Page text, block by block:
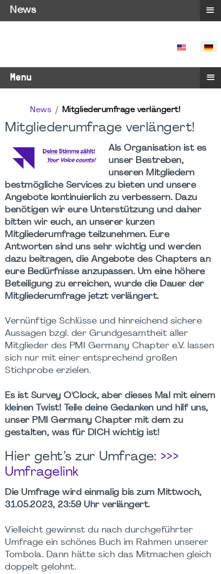
SPRACHE
Menu ≡
News Mitgliederumfrage verlängert!
Mitgliederumfrage verlängert!
Als Organisation ist es
unser Bestreben,
unseren Mitgliedern
bestmögliche Services zu bieten und unsere
Angebote kontinuierlich zu verbessern. Dazu
benötigen wir eure Unterstützung und daher
bitten wir euch, an unserer kurzen
Mitgliederumfrage teilzunehmen. Eure
Antworten sind uns sehr wichtig und werden
dazu beitragen, die Angebote des Chapters an
eure Bedürfnisse anzupassen. Um eine höhere
Beteiligung zu erreichen, wurde die Dauer der
Mitgliederumfrage jetzt verlängert.
Vernünftige Schlüsse und hinreichend sichere
Aussagen bzgl. der Grundgesamtheit aller
Mitglieder des PMI Germany Chapter e.V. lassen
sich nur mit einer entsprechend großen
Stichprobe erzielen.
Es ist Survey O'Clock, aber dieses Mal mit einem
kleinen Twist! Teile deine Gedanken und hilf uns,
unser PMI Germany Chapter mit dem zu
gestalten, was für DICH wichtig ist!
Hier geht’s zur Umfrage: >>>
Umfragelink
Die Umfrage wird einmalig bis zum Mittwoch,
31.05.2023, 23:59 Uhr verlängert.
Vielleicht gewinnst du nach durchgeführter
Umfrage ein schönes Buch im Rahmen unserer
Tombola. Dann hätte sich das Mitmachen gleich
doppelt gelohnt.
News ≡